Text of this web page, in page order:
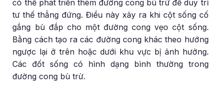
có thể phát triển thêm đường cong bù trừ để duy trì
tư thế thẳng đứng. Điều này xảy ra khi cột sống cố
gắng bù đắp cho một đường cong vẹo cột sống.
Bằng cách tạo ra các đường cong khác theo hướng
ngược lại ở trên hoặc dưới khu vực bị ảnh hưởng.
Các đốt sống có hình dạng bình thường trong
đường cong bù trừ.